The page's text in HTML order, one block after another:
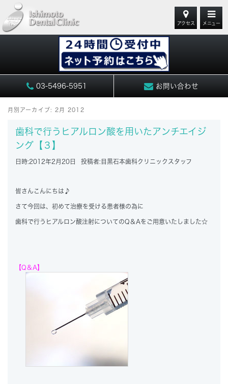
アクセス メニュー
03-5496-5951 お問い合わせ
月別アーカイブ: 2月 2012
歯科で行うヒアルロン酸を用いたアンチエイジ
ング【３】
日時:2012年2月20日 投稿者: 目黒石本歯科クリニックスタッフ
皆さんこんにちは♪
さて今回は、初めて治療を受ける患者様の為に
歯科で行うヒアルロン酸注射についてのQ＆Aをご用意いたしました☆
【Q＆A】